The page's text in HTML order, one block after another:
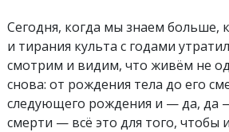
Сегодня, когда мы знаем больше,
и тирания культа с годами
смотрим и видим, что живём не
снова: от рождения тела до его
следующего рождения и — да, да
смерти — всё это для того, чтобы